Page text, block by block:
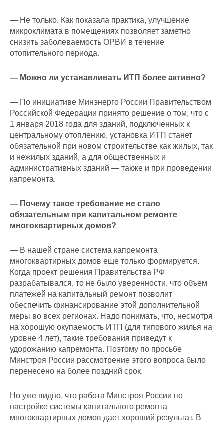
— Не только. Как показала практика, улучшение
микроклимата в помещениях позволяет заметно
снизить заболеваемость ОРВИ в течение
отопительного периода.
— Можно ли устанавливать ИТП более активно?
— По инициативе Минэнерго России Правительством
Российской Федерации принято решение о том, что с
1 января 2018 года для зданий, подключенных к
центральному отоплению, установка ИТП станет
обязательной при новом строительстве как жилых, так
и нежилых зданий, а для общественных и
административных зданий — также и при проведении
кап­ремонта.
— Почему такое требование не стало
обязательным при капитальном ремонте
многоквартирных домов?
— В нашей стране система капремонта
многоквартирных домов еще только формируется.
Когда проект решения Правительства РФ
разрабатывался, то не было уверенности, что объем
платежей на капитальный ремонт позволит
обеспечить финансирование этой дополнительной
меры во всех регионах. Надо понимать, что, несмотря
на хорошую окупаемость ИТП (для типового жилья на
уровне 4 лет), такие требования приведут к
удорожанию капремонта. Поэтому по просьбе
Минстроя России рассмотрение этого вопроса было
перенесено на более поздний срок.
Но уже видно, что работа Минстроя России по
настройке системы капитального ремонта
многоквартирных домов дает хороший результат. В